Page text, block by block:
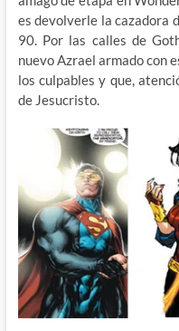
es devolverle la cazadora
90. Por las calles de
nuevo Azrael armado con
los culpables y que,
de Jesucristo.